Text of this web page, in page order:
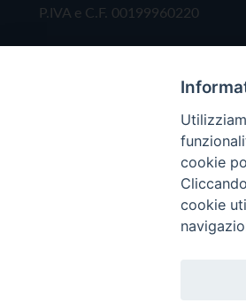
P.IVA e C.F. 00199960220
Copyright © 2019 - Tutti i
cookie
cookie